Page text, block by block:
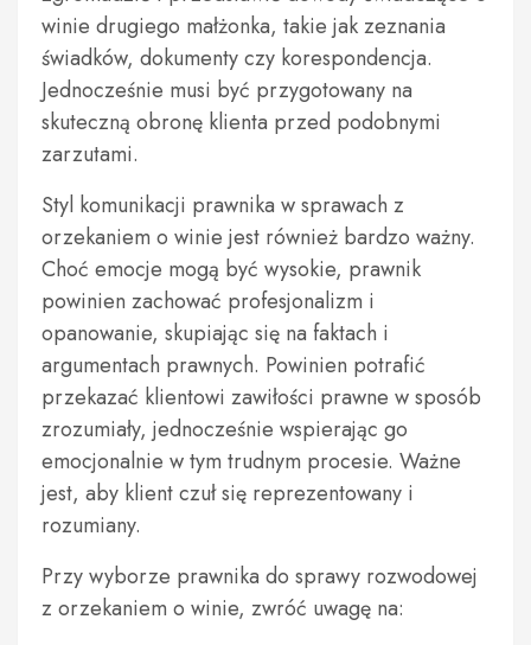
winie drugiego małżonka, takie jak zeznania
świadków, dokumenty czy korespondencja.
Jednocześnie musi być przygotowany na
skuteczną obronę klienta przed podobnymi
zarzutami.
Styl komunikacji prawnika w sprawach z
orzekaniem o winie jest również bardzo ważny.
Choć emocje mogą być wysokie, prawnik
powinien zachować profesjonalizm i
opanowanie, skupiając się na faktach i
argumentach prawnych. Powinien potrafić
przekazać klientowi zawiłości prawne w sposób
zrozumiały, jednocześnie wspierając go
emocjonalnie w tym trudnym procesie. Ważne
jest, aby klient czuł się reprezentowany i
rozumiany.
Przy wyborze prawnika do sprawy rozwodowej
z orzekaniem o winie, zwróć uwagę na: